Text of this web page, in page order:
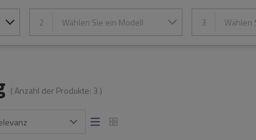
2 Wählen Sie ein Modell 3 Wählen
( Anzahl der Produkte: 3 )